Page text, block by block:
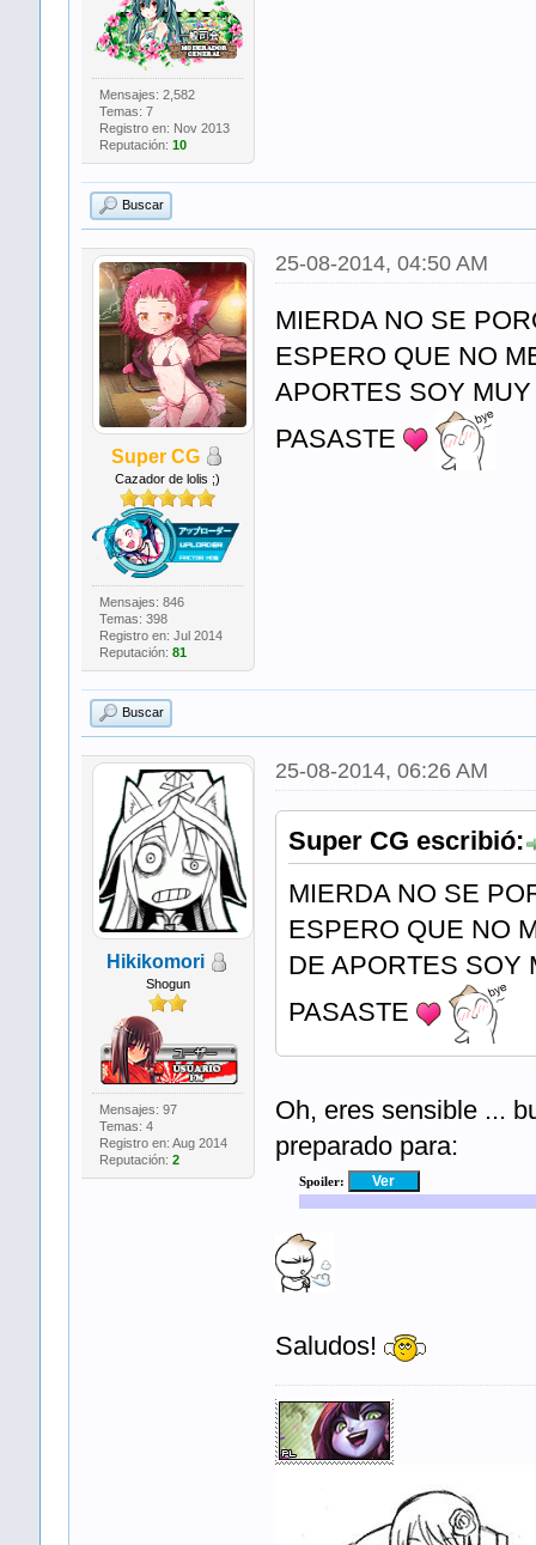
Mensajes: 2,582
Temas: 7
Registro en: Nov 2013
Reputación: 10
Buscar
Super CG
Cazador de lolis ;)
Mensajes: 846
Temas: 398
Registro en: Jul 2014
Reputación: 81
25-08-2014, 04:50 AM
MIERDA NO SE
ESPERO QUE NO
APORTES SOY
PASASTE
Buscar
Hikikomori
Shogun
Mensajes: 97
Temas: 4
Registro en: Aug 2014
Reputación: 2
25-08-2014, 06:26 AM
Super CG escribió:
MIERDA NO SE
ESPERO QUE NO
DE APORTES SOY
PASASTE
Oh, eres sensible ...
preparado para:
Spoiler:
Saludos!